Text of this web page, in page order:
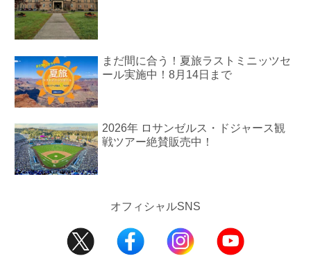
まだ間に合う！夏旅ラストミニッツセ
ール実施中！8月14日まで
2026年 ロサンゼルス・ドジャース観
戦ツアー絶賛販売中！
オフィシャルSNS